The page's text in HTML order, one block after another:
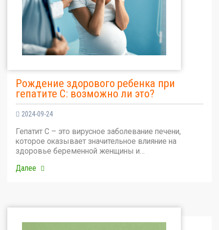
Рождение здорового ребенка при
гепатите С: возможно ли это?
2024-09-24
Гепатит С – это вирусное заболевание печени,
которое оказывает значительное влияние на
здоровье беременной женщины и…
Далее